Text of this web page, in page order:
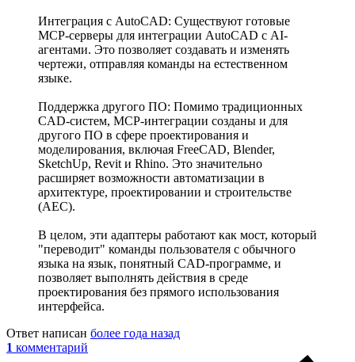
Интеграция с AutoCAD: Существуют готовые
MCP-серверы для интеграции AutoCAD с AI-
агентами. Это позволяет создавать и изменять
чертежи, отправляя команды на естественном
языке.
Поддержка другого ПО: Помимо традиционных
CAD-систем, MCP-интеграции созданы и для
другого ПО в сфере проектирования и
моделирования, включая FreeCAD, Blender,
SketchUp, Revit и Rhino. Это значительно
расширяет возможности автоматизации в
архитектуре, проектировании и строительстве
(AEC).
В целом, эти адаптеры работают как мост, который
"переводит" команды пользователя с обычного
языка на язык, понятный CAD-программе, и
позволяет выполнять действия в среде
проектирования без прямого использования
интерфейса.
Ответ написан более года назад
1 комментарий